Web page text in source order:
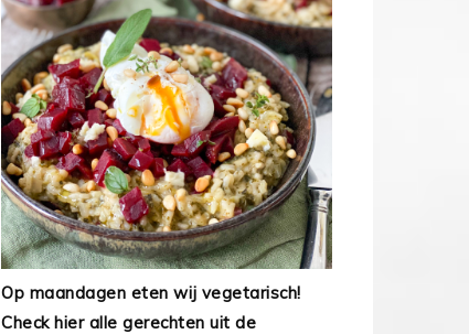
Op maandagen eten wij vegetarisch!
Check hier alle gerechten uit de